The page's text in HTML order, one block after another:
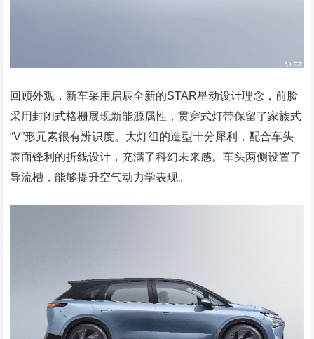
回顾外观，新车采用启辰全新的STAR星动设计理念，前脸
采用封闭式格栅展现新能源属性，贯穿式灯带保留了家族式
“V”形元素很有辨识度。大灯组的造型十分犀利，配合车头
表面锋利的折线设计，充满了科幻未来感。车头两侧设置了
导流槽，能够提升空气动力学表现。